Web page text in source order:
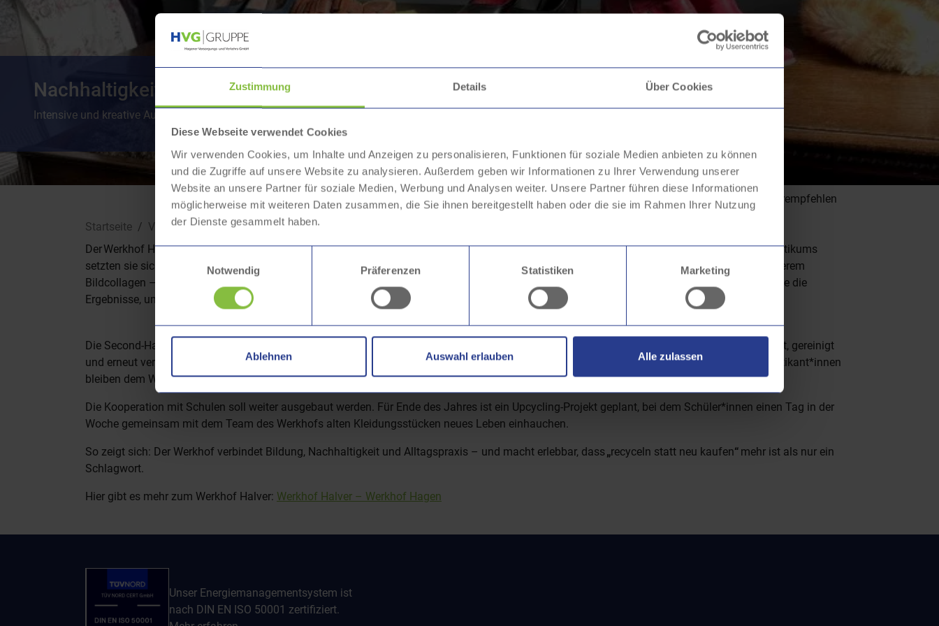
Zustimmung Details Über Cookies
Diese Webseite verwendet Cookies
Wir verwenden Cookies, um Inhalte und Anzeigen zu personalisieren, Funktionen für soziale Medien anbieten zu können
und die Zugriffe auf unsere Website zu analysieren. Außerdem geben wir Informationen zu Ihrer Verwendung unserer
Website an unsere Partner für soziale Medien, Werbung und Analysen weiter. Unsere Partner führen diese Informationen
möglicherweise mit weiteren Daten zusammen, die Sie ihnen bereitgestellt haben oder die sie im Rahmen Ihrer Nutzung
der Dienste gesammelt haben.
Notwendig
Präferenzen Statistiken Marketing
Ablehnen Auswahl erlauben Alle zulassen
Nachhaltigkeit im Fokus: Schülerpraktikum im Werkhof Halver
Intensive und kreative Aufbereitung mit den Themen Fast Fashion und Konsumverhalten im Schülerpraktikum
Merken
Weiterempfehlen
Sie sind hier:
Startseite Verantwortung
Nachhaltigkeit im Fokus: Schülerpraktikum im Werkhof Halver
Der Werkhof Halver, Teil der HVG-Gruppe, wurde in diesem Jahr zum spannenden Lernort für zwei Abiturient*innen. Im Rahmen ihres Schulpraktikums
setzten sie sich intensiv mit Fast Fashion – also schnelle, oft günstige Mode - und Konsumverhalten auseinander. Ihre Ergebnisse – unter anderem
Bildcollagen – stellten sie im Werkhof aus und regten damit Kund*innen und Mitschüler*innen zum Nachdenken an. Darüber hinaus nutzten sie die
Ergebnisse, um ihre Überzeugung von nachhaltiger Mode an ihre Mitschüler*innen weiterzutragen.
Die Second-Hand-Abteilung des Werkhofs bietet dafür die passende Grundlage: Hier werden gebrauchte Kleidungsstücke angenommen, sortiert, gereinigt
und erneut verkauft. So entsteht ein Kreislauf, der Ressourcen spart und zeigt, wie vielfältig und zeitgemäß Second Hand sein kann. Viele Praktikant*innen
bleiben dem Werkhof später auch als Kund*innen verbunden – ein Zeichen, dass die Erfahrungen nachhaltig wirken.
Die Kooperation mit Schulen soll weiter ausgebaut werden. Für Ende des Jahres ist ein Upcycling-Projekt geplant, bei dem Schüler*innen einen Tag in der
Woche gemeinsam mit dem Team des Werkhofs alten Kleidungsstücken neues Leben einhauchen.
So zeigt sich: Der Werkhof verbindet Bildung, Nachhaltigkeit und Alltagspraxis – und macht erlebbar, dass„recyceln statt neu kaufen“ mehr ist als nur ein
Schlagwort.
Hier gibt es mehr zum Werkhof Halver: Werkhof Halver – Werkhof Hagen
Unser Energiemanagementsystem ist
nach DIN EN ISO 50001 zertifiziert.